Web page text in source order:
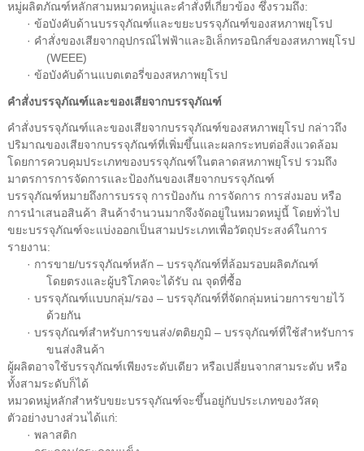
หมู่ผลิตภัณฑ์หลักสามหมวดหมู่และคำสั่งที่เกี่ยวข้อง ซึ่งรวมถึง:
· ข้อบังคับด้านบรรจุภัณฑ์และขยะบรรจุภัณฑ์ของสหภาพยุโรป
· คำสั่งของเสียจากอุปกรณ์ไฟฟ้าและอิเล็กทรอนิกส์ของสหภาพยุโรป
(WEEE)
· ข้อบังคับด้านแบตเตอรี่ของสหภาพยุโรป
คำสั่งบรรจุภัณฑ์และของเสียจากบรรจุภัณฑ์
คำสั่งบรรจุภัณฑ์และของเสียจากบรรจุภัณฑ์ของสหภาพยุโรป กล่าวถึง
ปริมาณของเสียจากบรรจุภัณฑ์ที่เพิ่มขึ้นและผลกระทบต่อสิ่งแวดล้อม
โดยการควบคุมประเภทของบรรจุภัณฑ์ในตลาดสหภาพยุโรป รวมถึง
มาตรการการจัดการและป้องกันของเสียจากบรรจุภัณฑ์
บรรจุภัณฑ์หมายถึงการบรรจุ การป้องกัน การจัดการ การส่งมอบ หรือ
การนำเสนอสินค้า สินค้าจำนวนมากจึงจัดอยู่ในหมวดหมู่นี้ โดยทั่วไป
ขยะบรรจุภัณฑ์จะแบ่งออกเป็นสามประเภทเพื่อวัตถุประสงค์ในการ
รายงาน:
· การขาย/บรรจุภัณฑ์หลัก – บรรจุภัณฑ์ที่ล้อมรอบผลิตภัณฑ์
โดยตรงและผู้บริโภคจะได้รับ ณ จุดที่ซื้อ
· บรรจุภัณฑ์แบบกลุ่ม/รอง – บรรจุภัณฑ์ที่จัดกลุ่มหน่วยการขายไว้
ด้วยกัน
· บรรจุภัณฑ์สำหรับการขนส่ง/ตติยภูมิ – บรรจุภัณฑ์ที่ใช้สำหรับการ
ขนส่งสินค้า
ผู้ผลิตอาจใช้บรรจุภัณฑ์เพียงระดับเดียว หรือเปลี่ยนจากสามระดับ หรือ
ทั้งสามระดับก็ได้
หมวดหมู่หลักสำหรับขยะบรรจุภัณฑ์จะขึ้นอยู่กับประเภทของวัสดุ
ตัวอย่างบางส่วนได้แก่:
· พลาสติก